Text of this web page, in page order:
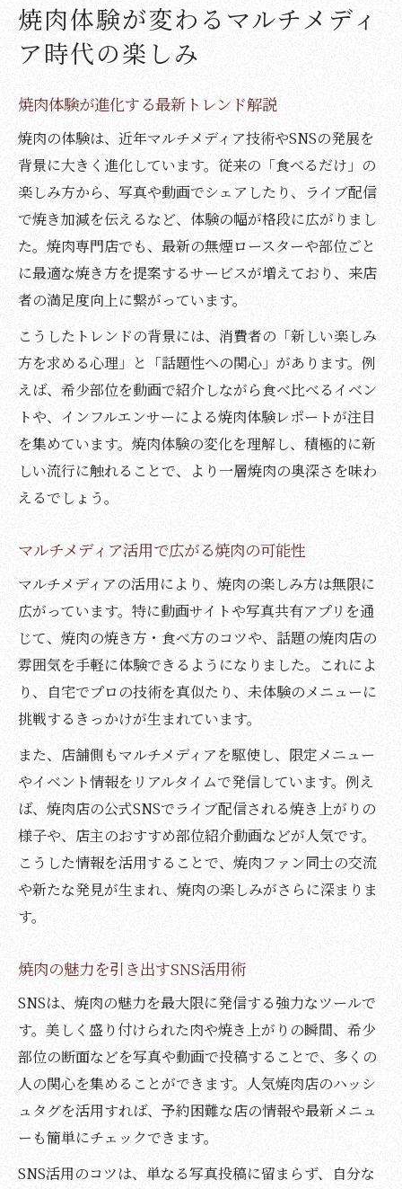
焼肉動画で知る注目の食べ方や体験
SNS投稿から学ぶ焼肉の楽しみ方の工夫
は
焼肉の魅力を伝える人気アカウント紹介
SNS映えする焼肉の撮り方と楽しみ方
話題の焼肉を深掘りした体験談まとめ
焼肉体験談から学ぶ本当に満足できる店選
び
焼肉愛好家が語るおすすめ体験のポイント
実体験で見つけた焼肉の意外な楽しみ方
焼肉好きが感じた話題店巡りの魅力とは
焼肉体験まとめ、リピートしたい理由
予約困難な焼肉を味わうための秘訣とは
焼肉の予約が取れない理由と対策法
焼肉人気店の予約成功体験を徹底分析
焼肉予約の裏ワザやタイミングを紹介
焼肉好きが使う予約困難時のアイデア
焼肉好きが注目するマルチメディア活用術
焼肉体験を充実させる動画活用テクニック
焼肉愛好家が教えるSNSでの情報収集法
焼肉に役立つマルチメディアの最新事情
焼肉の楽しみを広げるシェア方法を解説
用術
太りにくい焼肉部位選びで健康に楽しむ方法
焼肉で太りにくい部位の見分け方と選び方
健康志向焼肉のための部位別ポイント紹介
焼肉を罪悪感なく楽しむ部位選択術
焼肉体験が変わるマルチメディ
ア時代の楽しみ
焼肉体験が進化する最新トレンド解説
焼肉の体験は、近年マルチメディア技術やSNSの発展を
背景に大きく進化しています。従来の「食べるだけ」の
楽しみ方から、写真や動画でシェアしたり、ライブ配信
で焼き加減を伝えるなど、体験の幅が格段に広がりまし
た。焼肉専門店でも、最新の無煙ロースターや部位ごと
に最適な焼き方を提案するサービスが増えており、来店
者の満足度向上に繋がっています。
こうしたトレンドの背景には、消費者の「新しい楽しみ
方を求める心理」と「話題性への関心」があります。例
えば、希少部位を動画で紹介しながら食べ比べるイベン
トや、インフルエンサーによる焼肉体験レポートが注目
を集めています。焼肉体験の変化を理解し、積極的に新
しい流行に触れることで、より一層焼肉の奥深さを味わ
えるでしょう。
マルチメディア活用で広がる焼肉の可能性
マルチメディアの活用により、焼肉の楽しみ方は無限に
広がっています。特に動画サイトや写真共有アプリを通
じて、焼肉の焼き方・食べ方のコツや、話題の焼肉店の
雰囲気を手軽に体験できるようになりました。これによ
り、自宅でプロの技術を真似たり、未体験のメニューに
挑戦するきっかけが生まれています。
また、店舗側もマルチメディアを駆使し、限定メニュー
やイベント情報をリアルタイムで発信しています。例え
ば、焼肉店の公式SNSでライブ配信される焼き上がりの
様子や、店主のおすすめ部位紹介動画などが人気です。
こうした情報を活用することで、焼肉ファン同士の交流
や新たな発見が生まれ、焼肉の楽しみがさらに深まりま
す。
焼肉の魅力を引き出すSNS活用術
SNSは、焼肉の魅力を最大限に発信する強力なツールで
す。美しく盛り付けられた肉や焼き上がりの瞬間、希少
部位の断面などを写真や動画で投稿することで、多くの
人の関心を集めることができます。人気焼肉店のハッシ
ュタグを活用すれば、予約困難な店の情報や最新メニュ
ーも簡単にチェックできます。
SNS活用のコツは、単なる写真投稿に留まらず、自分な